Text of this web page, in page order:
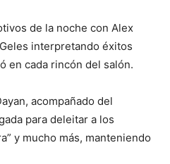
de la noche con Alex
interpretando éxitos
en cada rincón del salón.
acompañado del
para deleitar a los
y mucho más, manteniendo